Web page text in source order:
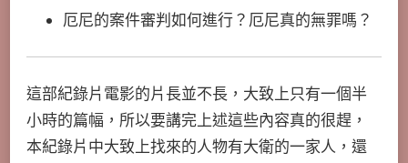
厄尼的案件審判如何進行？厄尼真的無罪嗎？
這部紀錄片電影的片長並不長，大致上只有一個半
小時的篇幅，所以要講完上述這些內容真的很趕，
本紀錄片中大致上找來的人物有大衛的一家人，還